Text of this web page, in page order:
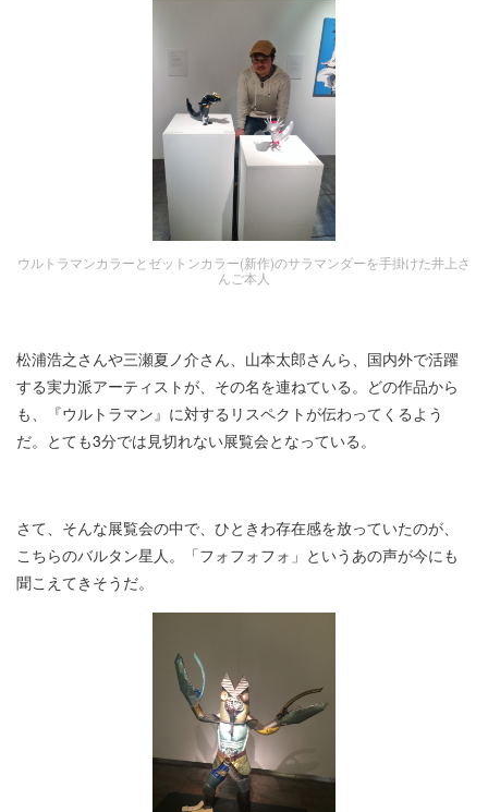
ウルトラマンカラーとゼットンカラー(新作)のサラマンダーを手掛けた井上さ
んご本人
松浦浩之さんや三瀬夏ノ介さん、山本太郎さんら、国内外で活躍
する実力派アーティストが、その名を連ねている。どの作品から
も、『ウルトラマン』に対するリスペクトが伝わってくるよう
だ。とても3分では見切れない展覧会となっている。
さて、そんな展覧会の中で、ひときわ存在感を放っていたのが、
こちらのバルタン星人。「フォフォフォ」というあの声が今にも
聞こえてきそうだ。